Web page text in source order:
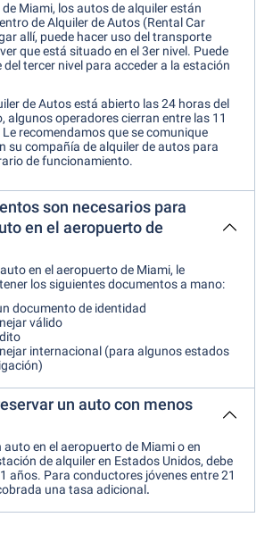
Miami, los autos de alquiler están
de Alquiler de Autos (Rental Car
allí, puede hacer uso del transporte
que está situado en el 3er nivel. Puede
del tercer nivel para acceder a la estación
de Autos está abierto las 24 horas del
algunos operadores cierran entre las 11
recomendamos que se comunique
su compañía de alquiler de autos para
de funcionamiento.
son necesarios para
en el aeropuerto de
en el aeropuerto de Miami, le
los siguientes documentos a mano:
documento de identidad
válido
internacional (para algunos estados
un auto con menos
auto en el aeropuerto de Miami o en
de alquiler en Estados Unidos, debe
años. Para conductores jóvenes entre 21
una tasa adicional.